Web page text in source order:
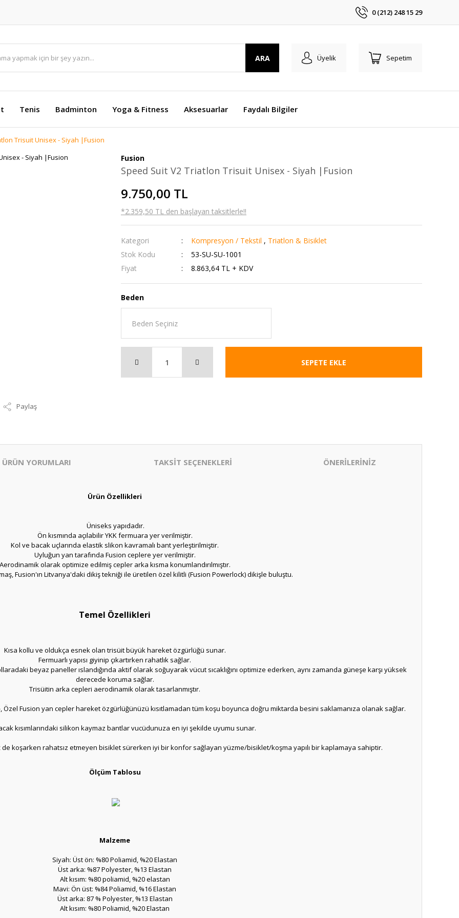
0 (212) 248 15 29
ARA Üyelik Sepetim
Tenis Badminton Yoga & Fitness Aksesuarlar Faydalı Bilgiler
Trisuit Unisex - Siyah |Fusion
Paylaş
Fusion
Speed Suit V2 Triatlon Trisuit Unisex - Siyah |Fusion
9.750,00 TL
*2.359,50 TL den başlayan taksitlerle!!
Kategori Kompresyon / Tekstil , Triatlon & Bisiklet
Stok Kodu
53-SU-SU-1001
Fiyat
8.863,64 TL + KDV
Beden
SEPETE EKLE
ÜRÜN YORUMLARI TAKSİT SEÇENEKLERİ ÖNERİLERİNİZ
Ürün Özellikleri
Üniseks yapıdadır.
Ön kısmında açılabilir YKK fermuara yer verilmiştir.
Kol ve bacak uçlarında elastik slikon kavramalı bant yerleştirilmiştir.
Uyluğun yan tarafında Fusion ceplere yer verilmiştir.
Aerodinamik olarak optimize edilmiş cepler arka kısma konumlandırılmıştır.
Fusion'ın Litvanya'daki dikiş tekniği ile üretilen özel kilitli (Fusion Powerlock) dikişle buluştu.
Temel Özellikleri
Kısa kollu ve oldukça esnek olan trisüit büyük hareket özgürlüğü sunar.
Fermuarlı yapısı giyinip çıkartırken rahatlık sağlar.
beyaz paneller ıslandığında aktif olarak soğuyarak vücut sıcaklığını optimize ederken, aynı zamanda güneşe karşı yüksek
derecede koruma sağlar.
Trisüitin arka cepleri aerodinamik olarak tasarlanmıştır.
Özel Fusion yan cepler hareket özgürlüğünüzü kısıtlamadan tüm koşu boyunca doğru miktarda besini saklamanıza olanak sağlar.
kısımlarındaki silikon kaymaz bantlar vucüdunuza en iyi şekilde uyumu sunar.
koşarken rahatsız etmeyen bisiklet sürerken iyi bir konfor sağlayan yüzme/bisiklet/koşma yapılı bir kaplamaya sahiptir.
Ölçüm Tablosu
Malzeme
Siyah: Üst ön: %80 Poliamid, %20 Elastan
Üst arka: %87 Polyester, %13 Elastan
Alt kısım: %80 poliamid, %20 elastan
Mavi: Ön üst: %84 Poliamid, %16 Elastan
Üst arka: 87 % Polyester, %13 Elastan
Alt kısım: %80 Poliamid, %20 Elastan